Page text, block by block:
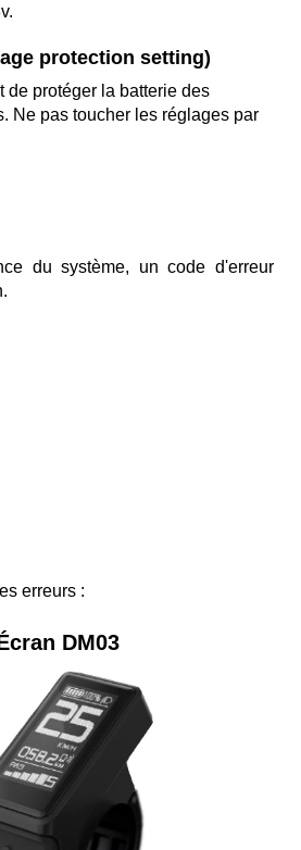
protection setting)
de protéger la batterie des
Ne pas toucher les réglages par
du système, un code d'erreur
erreurs :
DM03